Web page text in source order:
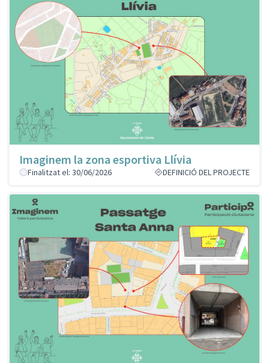
Imaginem la zona esportiva Llívia
Finalitzat el: 30/06/2026 DEFINICIÓ DEL PROJECTE